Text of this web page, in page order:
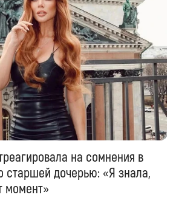
на сомнения в
старшей дочерью: «Я знала,
момент»